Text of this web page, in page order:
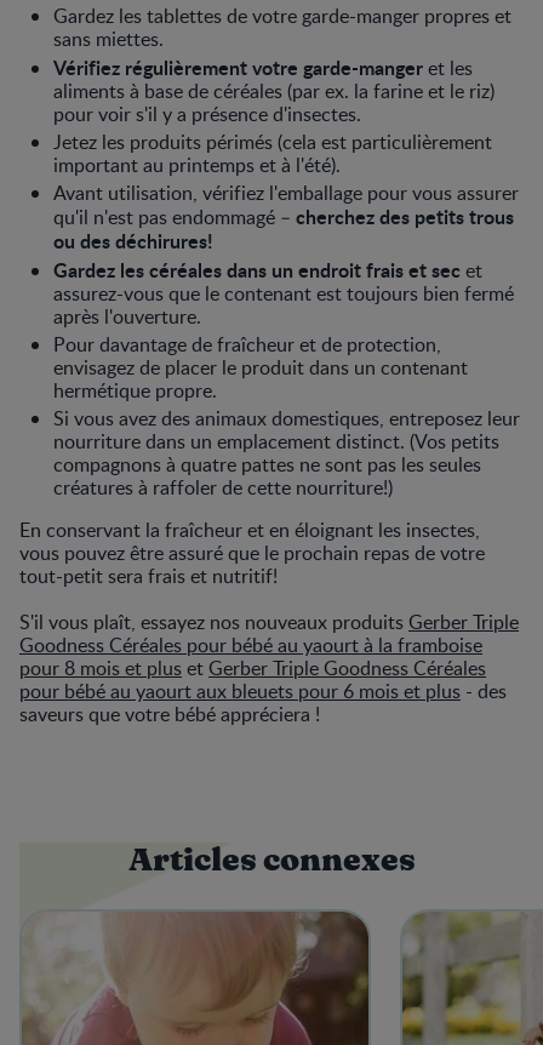
Gardez les tablettes de votre garde-manger propres et
sans miettes.
Vérifiez régulièrement votre garde-mangeret les
aliments à base de céréales (par ex. la farine et le riz)
pour voir s'il y a présence d'insectes.
Jetez les produits périmés (cela est particulièrement
important au printemps et à l'été).
Avant utilisation, vérifiez l'emballage pour vous assurer
qu'il n'est pas endommagé – cherchez des petits trous
ou des déchirures!
Gardez les céréales dans un endroit frais et secet
assurez-vous que le contenant est toujours bien fermé
après l'ouverture.
Pour davantage de fraîcheur et de protection,
envisagez de placer le produit dans un contenant
hermétique propre.
Si vous avez des animaux domestiques, entreposez leur
nourriture dans un emplacement distinct. (Vos petits
compagnons à quatre pattes ne sont pas les seules
créatures à raffoler de cette nourriture!)
En conservant la fraîcheur et en éloignant les insectes,
vous pouvez être assuré que le prochain repas de votre
tout-petit sera frais et nutritif!
S'il vous plaît, essayez nos nouveaux produitsGerber Triple
Goodness Céréales pour bébé au yaourt à la framboise
pour 8 mois et plusetGerber Triple Goodness Céréales
pour bébé au yaourt aux bleuets pour 6 mois et plus - des
saveurs que votre bébé appréciera !
Articles connexes